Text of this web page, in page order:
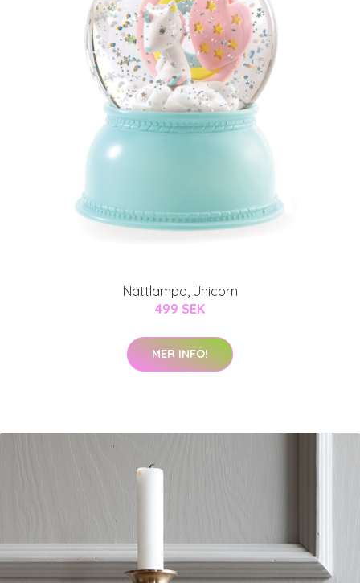
Nattlampa, Unicorn
499 SEK
MER INFO!